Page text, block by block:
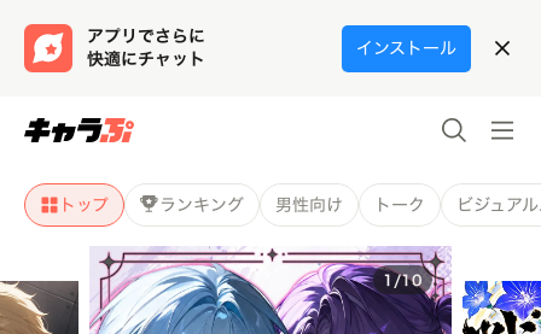
アプリでさらに
快適にチャット
インストール
トップ ランキング 男性向け トーク ビジュア
1 /10